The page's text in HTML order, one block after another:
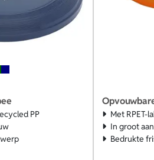
PP
Met RPET-
In groot
Bedrukte